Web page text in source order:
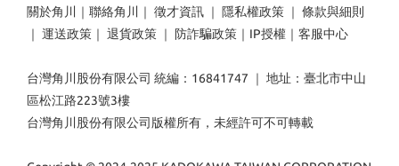
關於角川 ｜ 聯絡角川 ｜ 徵才資訊 ｜ 隱私權政策 ｜ 條款與細則
｜ 運送政策 ｜ 退貨政策 ｜ 防詐騙政策 ｜ IP授權 ｜ 客服中心
台灣角川股份有限公司 統編：16841747 ｜ 地址：臺北市中山
區松江路223號3樓
台灣角川股份有限公司版權所有，未經許可不可轉載